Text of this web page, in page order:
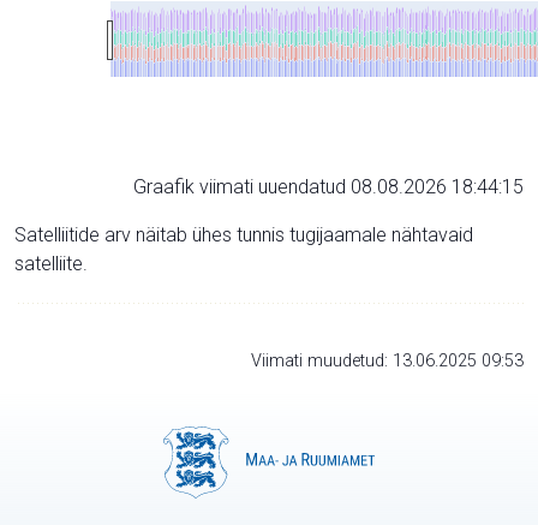
Graafik viimati uuendatud 08.08.2026 18:44:15
Satelliitide arv näitab ühes tunnis tugijaamale nähtavaid
satelliite.
Viimati muudetud: 13.06.2025 09:53